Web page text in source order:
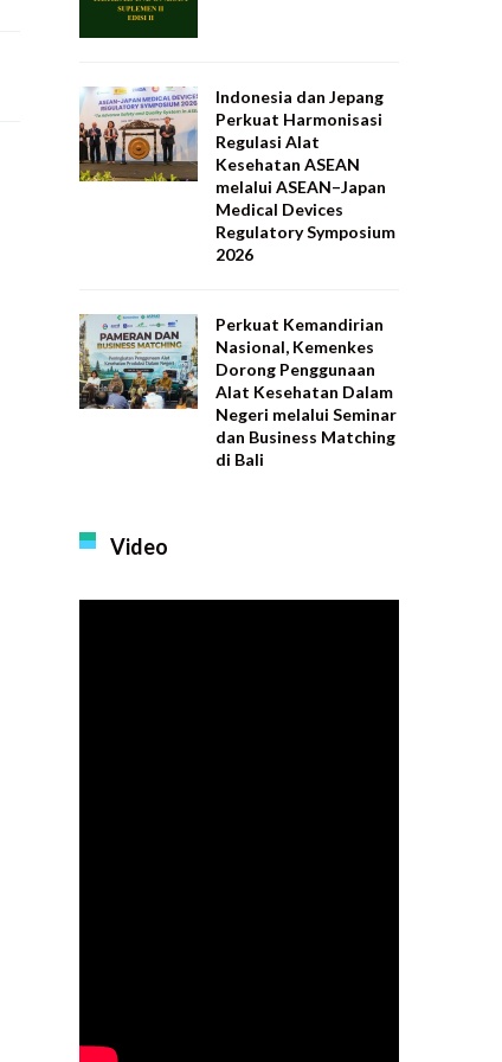
Indonesia dan Jepang
Perkuat Harmonisasi
Regulasi Alat
Kesehatan ASEAN
melalui ASEAN–Japan
Medical Devices
Regulatory Symposium
2026
Perkuat Kemandirian
Nasional, Kemenkes
Dorong Penggunaan
Alat Kesehatan Dalam
Negeri melalui Seminar
dan Business Matching
di Bali
Video